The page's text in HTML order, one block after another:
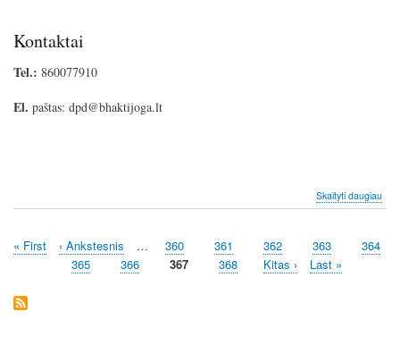
Kontaktai
Tel.: 860077910
El. paštas: dpd@bhaktijoga.lt
Skaityti daugiauapie
Pagination
First
« First
Previous
page
‹ Ankstesnis … Page
360 Page
361 Page
362 Page
363 Page
364
Page
365 Page
366
Current
367 Page
368
Next
Kitas ›
Last
Last »